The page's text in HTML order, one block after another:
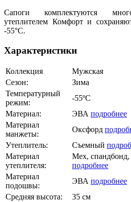
Сапоги комплектуются
утеплителем Комфорт и
-55°С.
Характеристики
Коллекция
Мужская
Сезон:
Зима
Температурный
режим:
-55ºС
Материал:
ЭВА подробнее
Материал
манжеты:
Оксфорд
Утеплитель:
Съемный
Материал
утеплителя:
Мех, спандбонд,
подробнее
Материал
подошвы:
ЭВА подробнее
Средняя высота:
35 см